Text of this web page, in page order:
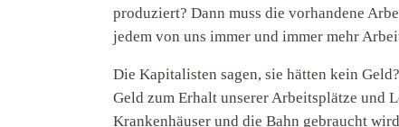
produziert? Dann muss die vorhandene
jedem von uns immer und immer mehr
Die Kapitalisten sagen, sie hätten kein
Geld zum Erhalt unserer Arbeitsplätze und
Krankenhäuser und die Bahn gebraucht